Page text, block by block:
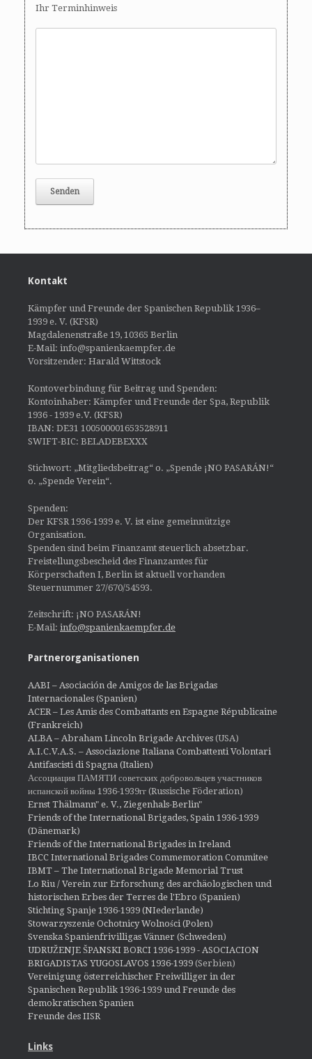
Ihr Terminhinweis
Kontakt
Kämpfer und Freunde der Spanischen Republik 1936–
1939 e. V. (KFSR)
Magdalenenstraße 19, 10365 Berlin
E-Mail: info@spanienkaempfer.de
Vorsitzender: Harald Wittstock
Kontoverbindung für Beitrag und Spenden:
Kontoinhaber: Kämpfer und Freunde der Spa, Republik
1936 - 1939 e.V. (KFSR)
IBAN: DE31 100500001653528911
SWIFT-BIC: BELADEBEXXX
Stichwort: „Mitgliedsbeitrag“ o. „Spende ¡NO PASARÁN!“
o. „Spende Verein“.
Spenden:
Der KFSR 1936-1939 e. V. ist eine gemeinnützige
Organisation.
Spenden sind beim Finanzamt steuerlich absetzbar.
Freistellungsbescheid des Finanzamtes für
Körperschaften I, Berlin ist aktuell vorhanden
Steuernummer 27/670/54593.
Zeitschrift: ¡NO PASARÁN!
E-Mail: info@spanienkaempfer.de
Partnerorganisationen
AABI – Asociación de Amigos de las Brigadas
Internacionales (Spanien)
ACER – Les Amis des Combattants en Espagne Républicaine
(Frankreich)
ALBA – Abraham Lincoln Brigade Archives (USA)
A.I.C.V.A.S. – Associazione Italiana Combattenti Volontari
Antifascisti di Spagna (Italien)
Ассоциация ПАМЯТИ советских добровольцев участников
испанской войны 1936-1939гг (Russische Föderation)
Ernst Thälmann" e. V., Ziegenhals-Berlin"
Friends of the International Brigades, Spain 1936-1939
(Dänemark)
Friends of the International Brigades in Ireland
IBCC International Brigades Commemoration Commitee
IBMT – The International Brigade Memorial Trust
Lo Riu / Verein zur Erforschung des archäologischen und
historischen Erbes der Terres de l'Ebro (Spanien)
Stichting Spanje 1936-1939 (NIederlande)
Stowarzyszenie Ochotnicy Wolności (Polen)
Svenska Spanienfrivilligas Vänner (Schweden)
UDRUŽENJE ŠPANSKI BORCI 1936-1939 - ASOCIACION
BRIGADISTAS YUGOSLAVOS 1936-1939 (Serbien)
Vereinigung österreichischer Freiwilliger in der
Spanischen Republik 1936-1939 und Freunde des
demokratischen Spanien
Freunde des IISR
Links